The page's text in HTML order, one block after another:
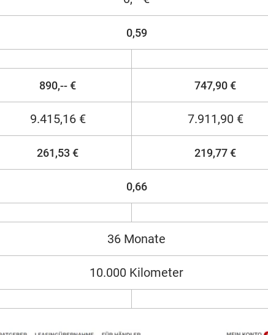
0,59
890,-- € 747,90 €
9.415,16 € 7.911,90 €
261,53 € 219,77 €
0,66
36 Monate
10.000 Kilometer